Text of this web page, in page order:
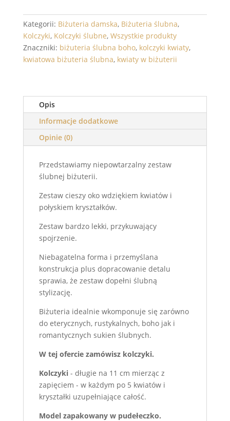
kwiatuszkami
-
różowe
Kategorii: Biżuteria damska, Biżuteria ślubna,
Kolczyki, Kolczyki ślubne, Wszystkie produkty
Znaczniki: biżuteria ślubna boho, kolczyki kwiaty,
kwiatowa biżuteria ślubna, kwiaty w biżuterii
Opis
Informacje dodatkowe
Opinie (0)
Przedstawiamy niepowtarzalny zestaw
ślubnej biżuterii.
Zestaw cieszy oko wdziękiem kwiatów i
połyskiem kryształków.
Zestaw bardzo lekki, przykuwający
spojrzenie.
Niebagatelna forma i przemyślana
konstrukcja plus dopracowanie detalu
sprawia, że zestaw dopełni ślubną
stylizację.
Biżuteria idealnie wkomponuje się zarówno
do eterycznych, rustykalnych, boho jak i
romantycznych sukien ślubnych.
W tej ofercie zamówisz kolczyki.
Kolczyki- długie na 11 cm mierząc z
zapięciem - w każdym po 5 kwiatów i
kryształki uzupełniające całość.
Model zapakowany w pudełeczko.